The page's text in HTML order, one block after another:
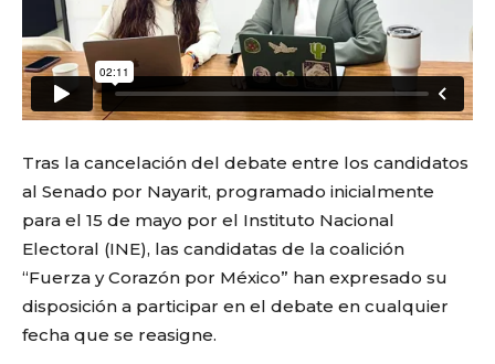
Tras la cancelación del debate entre los candidatos
al Senado por Nayarit, programado inicialmente
para el 15 de mayo por el Instituto Nacional
Electoral (INE), las candidatas de la coalición
“Fuerza y Corazón por México” han expresado su
disposición a participar en el debate en cualquier
fecha que se reasigne.